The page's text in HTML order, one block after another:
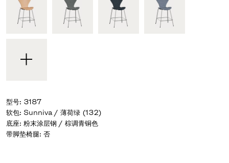
型号: 3187
软包: Sunniva / 薄荷绿 (132)
底座: 粉末涂层钢 / 棕调青铜色
带脚垫椅腿: 否